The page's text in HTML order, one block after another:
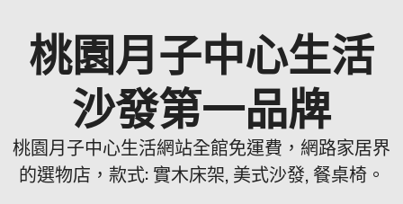
桃園月子中心生活
沙發第一品牌
桃園月子中心生活網站全館免運費，網路家居界
的選物店，款式: 實木床架, 美式沙發, 餐桌椅。